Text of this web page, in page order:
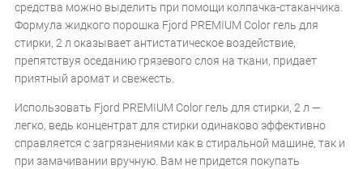
средства можно выделить при помощи колпачка-стаканчика.
Формула жидкого порошка Fjord PREMIUM Color гель для
стирки, 2 л оказывает антистатическое воздействие,
препятствуя оседанию грязевого слоя на ткани, придает
приятный аромат и свежесть.
Использовать Fjord PREMIUM Color гель для стирки, 2 л —
легко, ведь концентрат для стирки одинаково эффективно
справляется с загрязнениями как в стиральной машине, так и
при замачивании вручную. Вам не придется покупать